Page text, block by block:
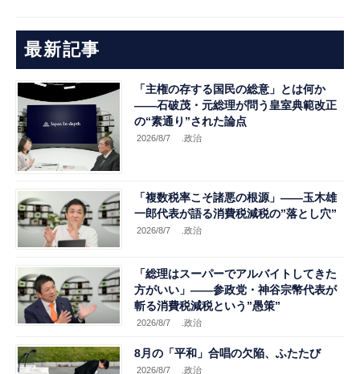
最新記事
「主権の存する国民の総意」とは何か
――石破茂・元総理が問う皇室典範改正
の“素通り”された論点
2026/8/7 .政治
「複数税率こそ諸悪の根源」――玉木雄
一郎代表が語る消費税減税の”落とし穴”
2026/8/7 .政治
「総理はスーパーでアルバイトしてきた
方がいい」――参政党・神谷宗幣代表が
斬る消費税減税という”愚策”
2026/8/7 .政治
8月の「平和」合唱の欠陥、ふたたび
2026/8/7 .政治